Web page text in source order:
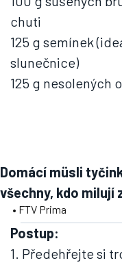
chuti
125 g semínek
slunečnice)
125 g nesolených
Domácí müsli
všechny, kdo milují
• FTV Prima
Postup:
1. Předehřejte si